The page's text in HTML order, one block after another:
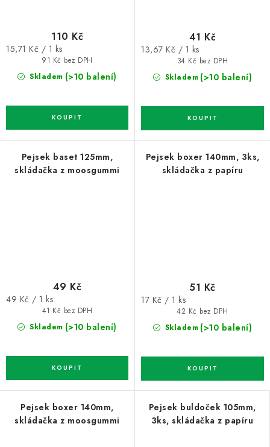
Skladem (>10 balení)
91 Kč bez DPH
110 Kč
Měrná
15,71 Kč / 1 ks
Skladem (>10 balení)
34 Kč bez DPH
41 Kč
Měrná
13,67 Kč / 1 ks
Pejsek baset 125mm,
skládačka z moosgummi
Skladem (>10 balení)
41 Kč bez DPH
49 Kč
Měrná
49 Kč / 1 ks
Pejsek boxer 140mm, 3ks,
skládačka z papíru
Skladem (>10 balení)
42 Kč bez DPH
51 Kč
Měrná
17 Kč / 1 ks
Pejsek boxer 140mm,
skládačka z moosgummi
Pejsek buldoček 105mm,
3ks, skládačka z papíru